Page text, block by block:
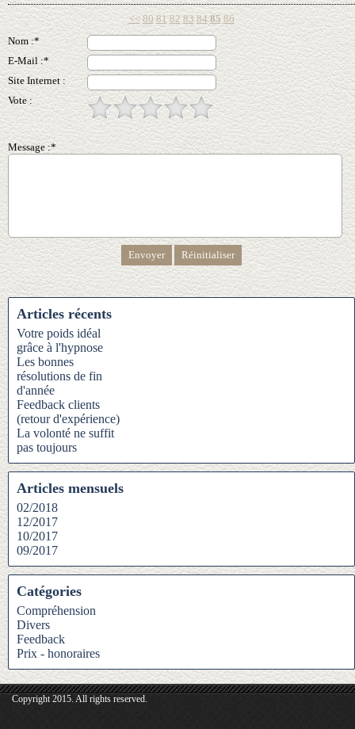
<< 80 81 82 83 84 85 86
Nom :*
E-Mail :*
Site Internet :
Vote :
Message :*
Articles récents
Votre poids idéal
grâce à l'hypnose
Les bonnes
résolutions de fin
d'année
Feedback clients
(retour d'expérience)
La volonté ne suffit
pas toujours
Articles mensuels
02/2018
12/2017
10/2017
09/2017
Catégories
Compréhension
Divers
Feedback
Prix - honoraires
Copyright 2015. All rights reserved.